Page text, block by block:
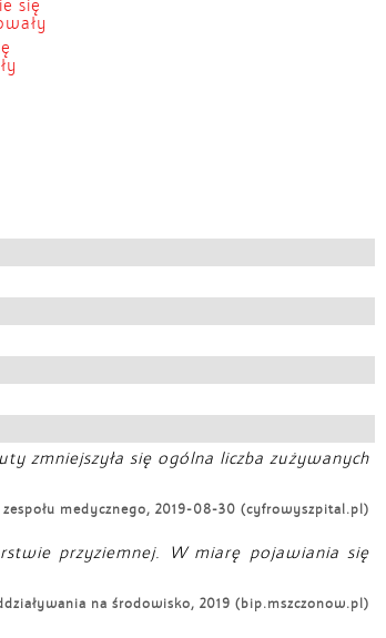
się
zmniejszyła się ogólna liczba zużywanych
zespołu medycznego, 2019-08-30 (cyfrowyszpital.pl)
przyziemnej. W miarę pojawiania się
na środowisko, 2019 (bip.mszczonow.pl)